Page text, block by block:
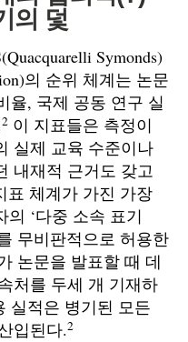
의 덫
Symonds)
의 순위 체계는 논문
율, 국제 공동 연구 실
2 이 지표들은 측정이
실제 교육 수준이나
내재적 근거도 갖고
표 체계가 가진 가장
‘다중 소속 표기
무비판적으로 허용한
논문을 발표할 때 데
처를 두세 개 기재하
실적은 병기된 모든
입된다.2